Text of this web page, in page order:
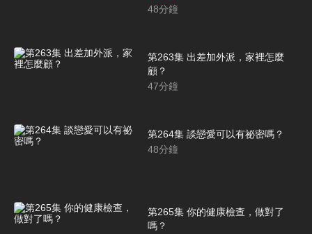
48分鐘
第263集 出差加外派，家裡怎麼
顧？
47分鐘
第264集 談戀愛可以有祕密嗎？
48分鐘
第265集 你的健康檢查，做對了
嗎？